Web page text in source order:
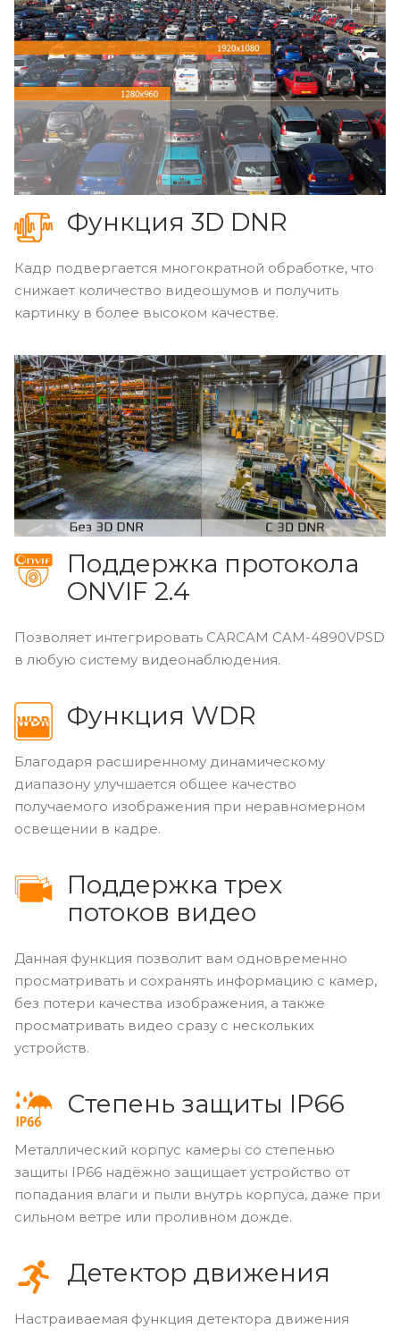
Функция 3D DNR
Кадр подвергается многократной обработке, что
снижает количество видеошумов и получить
картинку в более высоком качестве.
Поддержка протокола
ONVIF 2.4
Позволяет интегрировать CARCAM CAM-4890VPSD
в любую систему видеонаблюдения.
Функция WDR
Благодаря расширенному динамическому
диапазону улучшается общее качество
получаемого изображения при неравномерном
освещении в кадре.
Поддержка трех
потоков видео
Данная функция позволит вам одновременно
просматривать и сохранять информацию с камер,
без потери качества изображения, а также
просматривать видео сразу с нескольких
устройств.
Степень защиты IP66
Металлический корпус камеры со степенью
защиты IP66 надёжно защищает устройство от
попадания влаги и пыли внутрь корпуса, даже при
сильном ветре или проливном дожде.
Детектор движения
Настраиваемая функция детектора движения